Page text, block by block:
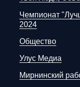
Чемпионат
2024
Общество
Улус Медиа
Мирнинский